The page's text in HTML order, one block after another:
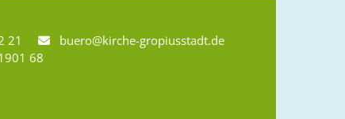
21 
buero@kirche-gropiusstadt.de
68